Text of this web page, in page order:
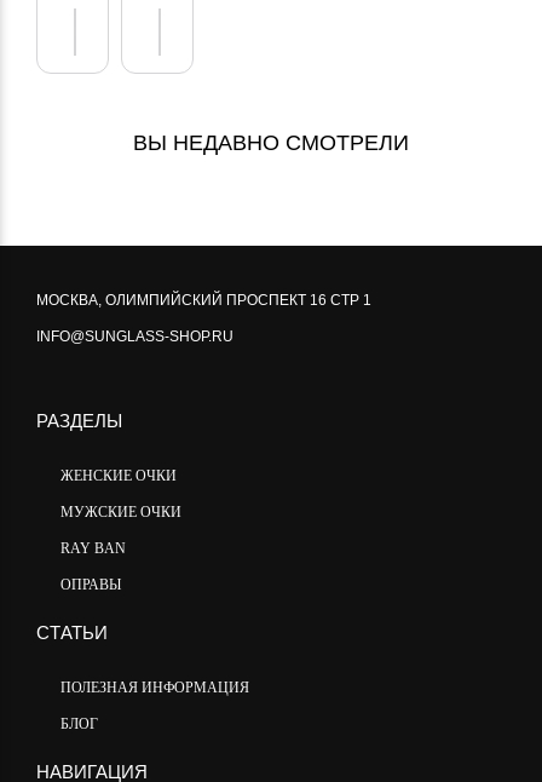
ВЫ НЕДАВНО СМОТРЕЛИ
МОСКВА, ОЛИМПИЙСКИЙ ПРОСПЕКТ 16 СТР 1
INFO@SUNGLASS-SHOP.RU
РАЗДЕЛЫ
ЖЕНСКИЕ ОЧКИ
МУЖСКИЕ ОЧКИ
RAY BAN
ОПРАВЫ
СТАТЬИ
ПОЛЕЗНАЯ ИНФОРМАЦИЯ
БЛОГ
НАВИГАЦИЯ